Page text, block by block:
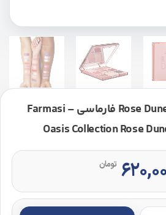
پالت سایه 9 رنگ مدل Rose Dune فارماسی – Farmasi
Oasis Collection Rose
تومان